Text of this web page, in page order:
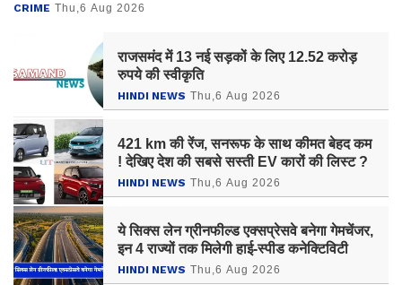
CRIME Thu,6 Aug 2026
राजसमंद में 13 नई सड़कों के लिए 12.52 करोड़
रुपये की स्वीकृति
HINDI NEWS Thu,6 Aug 2026
421 km की रेंज, सनरूफ के साथ कीमत बेहद कम
! देखिए देश की सबसे सस्ती EV कारों की लिस्ट ?
HINDI NEWS Thu,6 Aug 2026
ये सिक्स लेन ग्रीनफील्ड एक्सप्रेसवे बनेगा गेमचेंजर,
इन 4 राज्यों तक मिलेगी हाई-स्पीड कनेक्टिविटी
HINDI NEWS Thu,6 Aug 2026